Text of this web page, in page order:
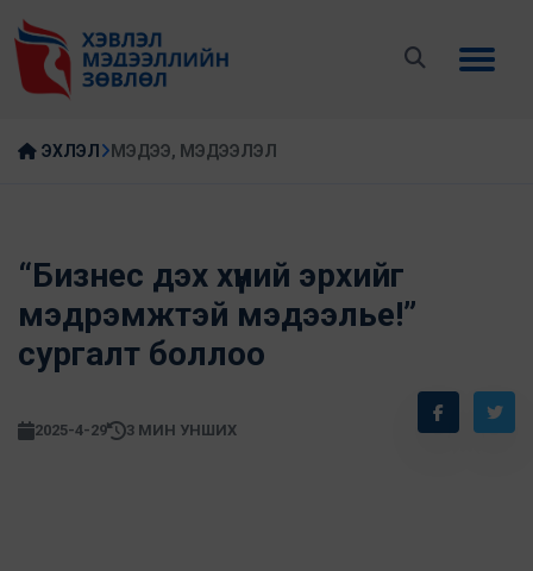
ЭХЛЭЛ МЭДЭЭ, МЭДЭЭЛЭЛ
“Бизнес дэх хүний эрхийг
мэдрэмжтэй мэдээлье!”
сургалт боллоо
2025-4-29 3 МИН УНШИХ